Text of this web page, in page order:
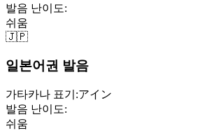
발음 난이도:
쉬움
🇯🇵
일본어권 발음
가타카나 표기:アイン
발음 난이도:
쉬움